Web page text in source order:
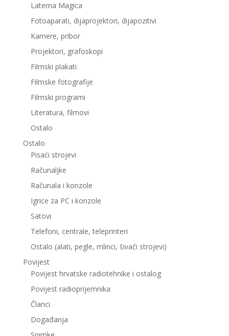
Laterna Magica
Fotoaparati, dijaprojektori, dijapozitivi
Kamere, pribor
Projektori, grafoskopi
Filmski plakati
Filmske fotografije
Filmski programi
Literatura, filmovi
Ostalo
Ostalo
Pisaći strojevi
Računaljke
Računala i konzole
Igrice za PC i konzole
Satovi
Telefoni, centrale, teleprinteri
Ostalo (alati, pegle, mlinci, šivači strojevi)
Povijest
Povijest hrvatske radiotehnike i ostalog
Povijest radioprijemnika
Članci
Događanja